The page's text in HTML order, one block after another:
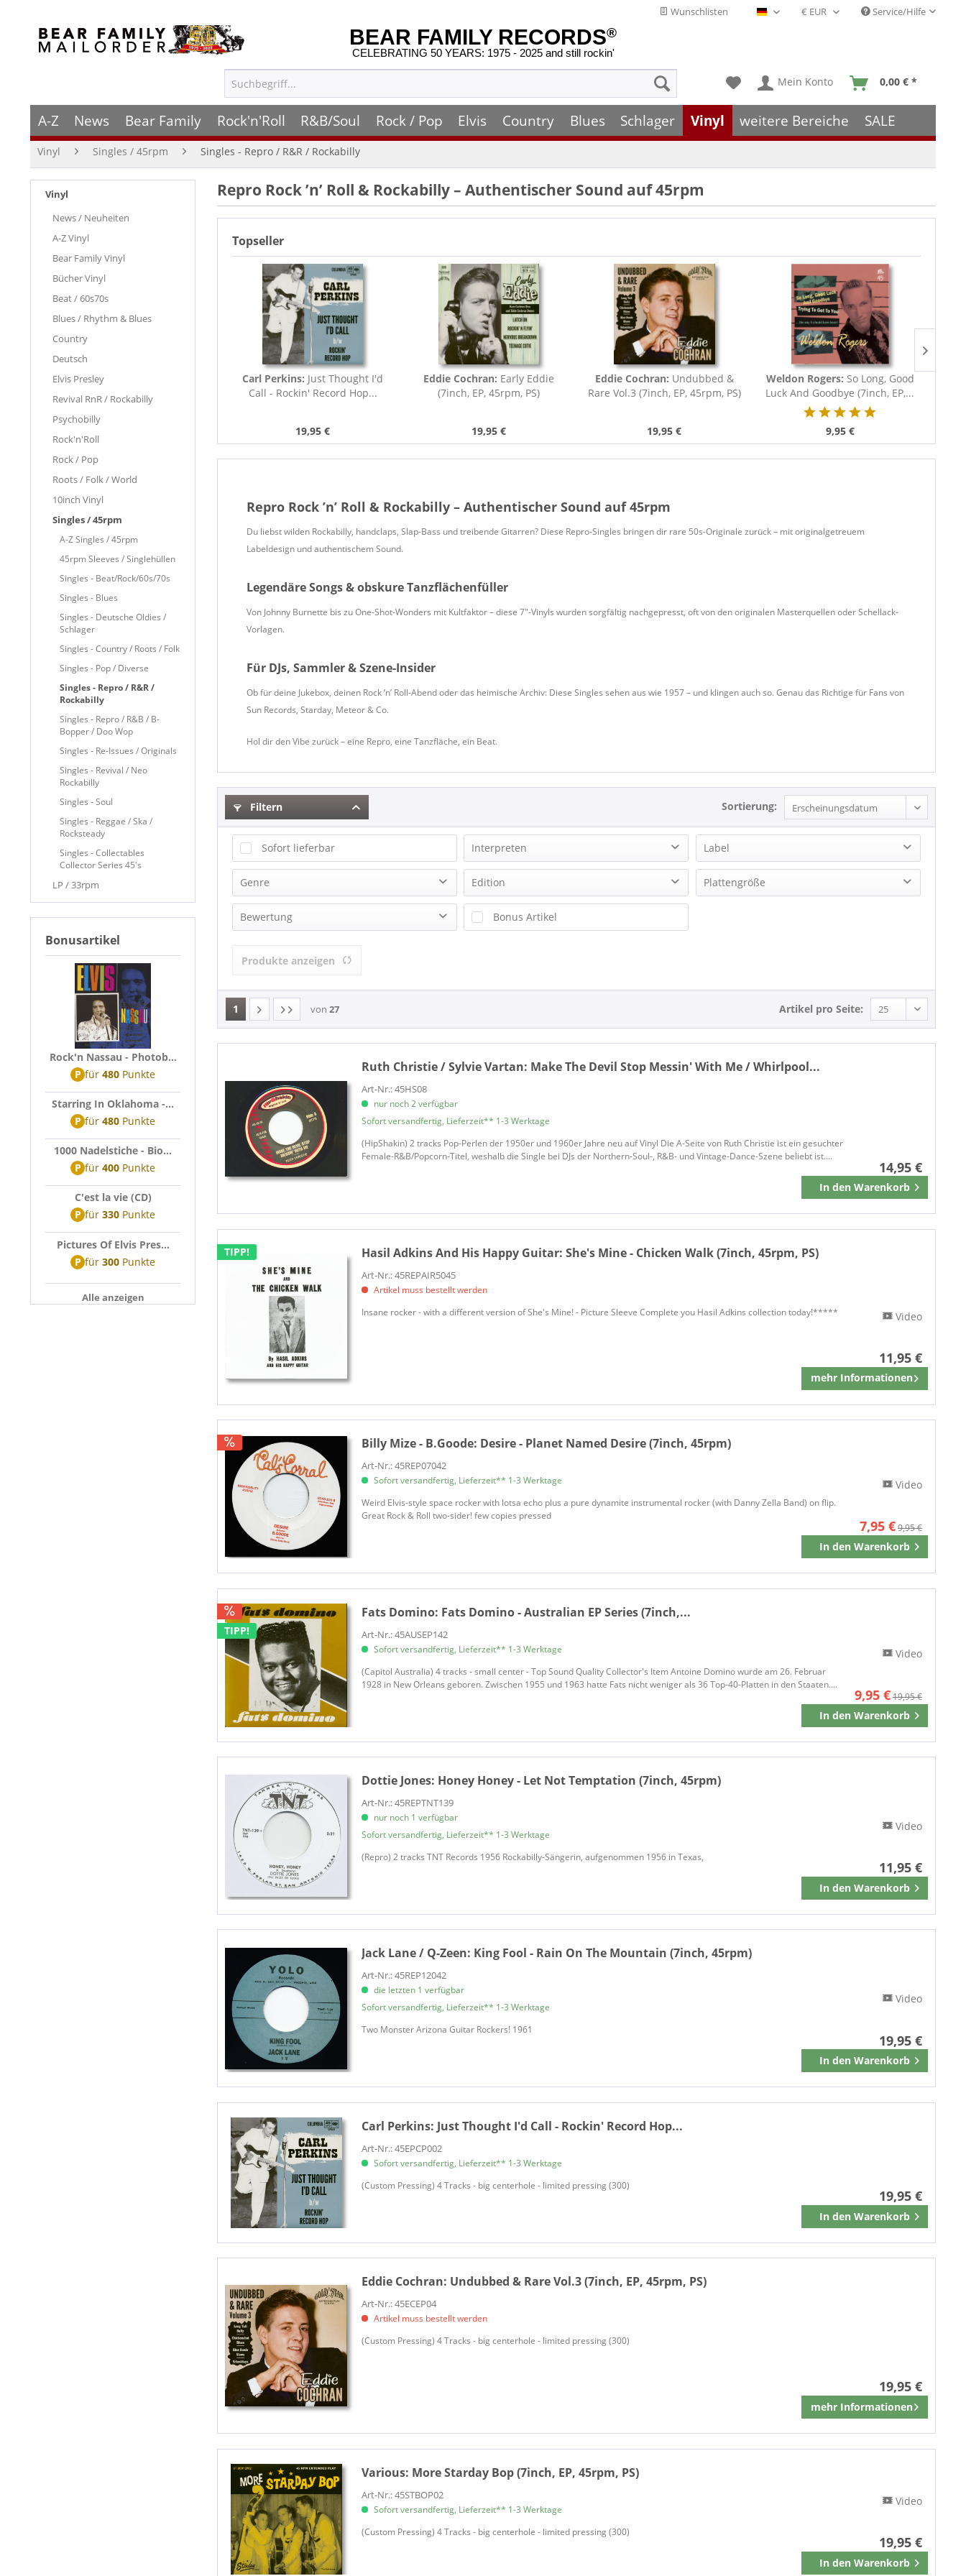
Wunschlisten Deutsch - DE Service/Hilfe
BEAR FAMILY RECORDS®
CELEBRATING 50 YEARS: 1975 - 2025 and still rockin'
Mein Konto 0,00 € *
A-Z News Bear Family Rock'n'Roll R&B/Soul Rock / Pop Elvis Country Blues Schlager Vinyl weitere Bereiche SALE
Vinyl Singles / 45rpm Singles - Repro / R&R / Rockabilly
Vinyl
News / Neuheiten
A-Z Vinyl
Bear Family Vinyl
Bücher Vinyl
Beat / 60s70s
Blues / Rhythm & Blues
Country
Deutsch
Elvis Presley
Revival RnR / Rockabilly
Psychobilly
Rock'n'Roll
Rock / Pop
Roots / Folk / World
10inch Vinyl
Singles / 45rpm
A-Z Singles / 45rpm
45rpm Sleeves / Singlehüllen
Singles - Beat/Rock/60s/70s
Singles - Blues
Singles - Deutsche Oldies /
Schlager
Singles - Country / Roots / Folk
Singles - Pop / Diverse
Singles - Repro / R&R /
Rockabilly
Singles - Repro / R&B / B-
Bopper / Doo Wop
Singles - Re-Issues / Originals
Singles - Revival / Neo
Rockabilly
Singles - Soul
Singles - Reggae / Ska /
Rocksteady
Singles - Collectables
Collector Series 45's
LP / 33rpm
Bonusartikel
Rock'n Nassau - Photob...
P für 480 Punkte
Starring In Oklahoma -...
P für 480 Punkte
1000 Nadelstiche - Bio...
P für 400 Punkte
C'est la vie (CD)
P für 330 Punkte
Pictures Of Elvis Pres...
P für 300 Punkte
Alle anzeigen
Repro Rock ’n’ Roll & Rockabilly – Authentischer Sound auf 45rpm
Topseller
Carl Perkins: Just Thought I'd
Call - Rockin' Record Hop...
19,95 €
Eddie Cochran: Early Eddie
(7inch, EP, 45rpm, PS)
19,95 €
Eddie Cochran: Undubbed &
Rare Vol.3 (7inch, EP, 45rpm, PS)
19,95 €
Weldon Rogers: So Long, Good
Luck And Goodbye (7inch, EP,...
9,95 €
Repro Rock ’n’ Roll & Rockabilly – Authentischer Sound auf 45rpm
Du liebst wilden Rockabilly, handclaps, Slap-Bass und treibende Gitarren? Diese Repro-Singles bringen dir rare 50s-Originale zurück – mit originalgetreuem
Labeldesign und authentischem Sound.
Legendäre Songs & obskure Tanzflächenfüller
Von Johnny Burnette bis zu One-Shot-Wonders mit Kultfaktor – diese 7"-Vinyls wurden sorgfältig nachgepresst, oft von den originalen Masterquellen oder Schellack-
Vorlagen.
Für DJs, Sammler & Szene-Insider
Ob für deine Jukebox, deinen Rock ’n’ Roll-Abend oder das heimische Archiv: Diese Singles sehen aus wie 1957 – und klingen auch so. Genau das Richtige für Fans von
Sun Records, Starday, Meteor & Co.
Hol dir den Vibe zurück – eine Repro, eine Tanzfläche, ein Beat.
Filtern Sortierung:
Sofort lieferbar Interpreten
4 Instants, The
Adams, Art
Adams, Larry Trio
Angels, The
Anka, Paul
Aron, Chris
Backyard Casanovas, The
Baker, Kenny
Bamboozle
Barry, Willie
Berry, Mike
Big Rocker (Lennie Lacour)
Blonde Bomber, The
Blue Sailors, The
Blue Velvets, The
Bond, Johnny
Boone, Pat
Boone, Pat
Breedlove, Jim
Brom, Marti & The Barnshakers
Brooks, Donnie
Bruce, Edwin
Buchanan & Goodman
Buckinghams
Burgess, Sonny
Burnette Brothers, The
Burnette, Dorsey
Campi, Ray
Campi, Ray
Carroll, Evans
Casey, Al
Cave Catt Sammy
Champs - Gee Cees
Clanton, Jimmy
Clay, Joe
Clovers, The
Coe, Jamie
Cole, Cozy
Cooper, Glen
Cues, The
Cymbal, Johnny
Daddy Dewdrop
Dale & Grace
Dale, Dick
Label
(Back Beat Records) 2 tracks
ABC Records
Arista Records
Atlantic Recording
Ballroom Records
Bear Family Records
Bluelight Records
Bones Records
Bones Records / Spare Time Records
Bravo! High Fidelity Records
Brisk Records
Cactus Records
CHRYSALIS
CJG Record Company
Cleopatra Records
Crazy Love Records
Custom Pressing
DIABLO
Discontinued
Ecco-Fonic Records
Echo-Sonic Records
El Dandy Records
El Toro Records
EMI - Pathe Marconi
Foot Tapping Records
Fortuna
Four Seasons Records
Fury Records
HipShakin' Rhythm'n'Soul
Inferior Records
Josan Records
Lifetime Recordings
Lost Nite Records
Maverick
Genre
Beat
Blues
Pop
R&B
R&B, Soul
Rock
Surf
Edition
Box-Set
Compilation
Plattengröße
Bewertung
& mehr
& mehr
Bonus Artikel
Produkte anzeigen
1 von 27 Artikel pro Seite:
Ruth Christie / Sylvie Vartan: Make The Devil Stop Messin' With Me / Whirlpool...
Art-Nr.: 45HS08
nur noch 2 verfügbar
Sofort versandfertig, Lieferzeit** 1-3 Werktage
(HipShakin) 2 tracks Pop-Perlen der 1950er und 1960er Jahre neu auf Vinyl Die A-Seite von Ruth Christie ist ein gesuchter
Female-R&B/Popcorn-Titel, weshalb die Single bei DJs der Northern-Soul-, R&B- und Vintage-Dance-Szene beliebt ist....
14,95 €
In den Warenkorb
Merken
TIPP! Hasil Adkins And His Happy Guitar: She's Mine - Chicken Walk (7inch, 45rpm, PS)
Art-Nr.: 45REPAIR5045
Artikel muss bestellt werden
Insane rocker - with a different version of She's Mine! - Picture Sleeve Complete you Hasil Adkins collection today!*****
11,95 €
mehr Informationen
Merken
Video
Billy Mize - B.Goode: Desire - Planet Named Desire (7inch, 45rpm)
Art-Nr.: 45REP07042
Sofort versandfertig, Lieferzeit** 1-3 Werktage
Weird Elvis-style space rocker with lotsa echo plus a pure dynamite instrumental rocker (with Danny Zella Band) on flip.
Great Rock & Roll two-sider! few copies pressed
7,95 €9,95 €
In den Warenkorb
Merken
Video
TIPP!
Fats Domino: Fats Domino - Australian EP Series (7inch,...
Art-Nr.: 45AUSEP142
Sofort versandfertig, Lieferzeit** 1-3 Werktage
(Capitol Australia) 4 tracks - small center - Top Sound Quality Collector's Item Antoine Domino wurde am 26. Februar
1928 in New Orleans geboren. Zwischen 1955 und 1963 hatte Fats nicht weniger als 36 Top-40-Platten in den Staaten....
9,95 €19,95 €
In den Warenkorb
Merken
Video
Dottie Jones: Honey Honey - Let Not Temptation (7inch, 45rpm)
Art-Nr.: 45REPTNT139
nur noch 1 verfügbar
Sofort versandfertig, Lieferzeit** 1-3 Werktage
(Repro) 2 tracks TNT Records 1956 Rockabilly-Sängerin, aufgenommen 1956 in Texas,
11,95 €
In den Warenkorb
Merken
Video
Jack Lane / Q-Zeen: King Fool - Rain On The Mountain (7inch, 45rpm)
Art-Nr.: 45REP12042
die letzten 1 verfügbar
Sofort versandfertig, Lieferzeit** 1-3 Werktage
Two Monster Arizona Guitar Rockers! 1961
19,95 €
In den Warenkorb
Merken
Video
Carl Perkins: Just Thought I'd Call - Rockin' Record Hop...
Art-Nr.: 45EPCP002
Sofort versandfertig, Lieferzeit** 1-3 Werktage
(Custom Pressing) 4 Tracks - big centerhole - limited pressing (300)
19,95 €
In den Warenkorb
Merken
Eddie Cochran: Undubbed & Rare Vol.3 (7inch, EP, 45rpm, PS)
Art-Nr.: 45ECEP04
Artikel muss bestellt werden
(Custom Pressing) 4 Tracks - big centerhole - limited pressing (300)
19,95 €
mehr Informationen
Merken
Various: More Starday Bop (7inch, EP, 45rpm, PS)
Art-Nr.: 45STBOP02
Sofort versandfertig, Lieferzeit** 1-3 Werktage
(Custom Pressing) 4 Tracks - big centerhole - limited pressing (300)
19,95 €
In den Warenkorb
Merken
Video